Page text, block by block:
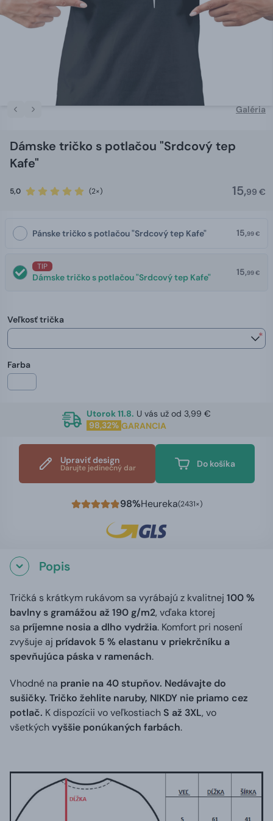
Galéria
Dámske tričko s potlačou "Srdcový tep
Kafe"
5,0 (2×) 15,99 €
Pánske tričko s potlačou "Srdcový tep Kafe" 15,99 €
TIP
Dámske tričko s potlačou "Srdcový tep Kafe" 15,99 €
Veľkosť trička
*
Farba
Utorok 11.8. U vás už od 3,99 €
98,32% GARANCIA
Upraviť design
Darujte jedinečný dar Do košíka
98%Heureka(2431×)
Popis
Tričká s krátkym rukávom sa vyrábajú z kvalitnej 100 %
bavlny s gramážou až 190 g/m2, vďaka ktorej
sa príjemne nosia a dlho vydržia. Komfort pri nosení
zvyšuje aj prídavok 5 % elastanu v priekrčníku a
spevňujúca páska v ramenách.
Vhodné na pranie na 40 stupňov. Nedávajte do
sušičky. Tričko žehlite naruby, NIKDY nie priamo cez
potlač. K dispozícii vo veľkostiach S až 3XL, vo
všetkýchvyššie ponúkaných farbách.